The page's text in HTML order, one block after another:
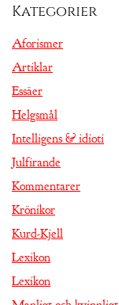
Kategorier
Aforismer
Artiklar
Essäer
Helgsmål
Intelligens & idioti
Julfirande
Kommentarer
Krönikor
Kurd-Kjell
Lexikon
Lexikon